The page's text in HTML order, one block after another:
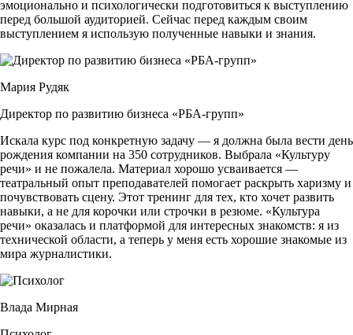
получила богатый сценический опыт.
4
Преподавала технику речи и дубляж в Шоу-школе дикторов
публичным выступлениям.
Артистка московского «Вне... Театра». Снимается в кино, в
«Первокурсницы».
Читать подробнее
Анатолий Клименский
Художественный руководитель
1
Сооснователь творческого объединения «Культура речи»,
педагог, автор учебных программ в сфере дополнительного
2
государственного института театра, музыки и кинематографии в
эмоционально и психологически подготовиться к выступлению
перед большой аудиторией. Сейчас перед каждым своим
выступлением я использую полученные навыки и знания.
Мария Рудяк
Директор по развитию бизнеса «РБА-групп»
Искала курс под конкретную задачу — я должна была вести день
рождения компании на 350 сотрудников. Выбрала «Культуру
речи» и не пожалела. Материал хорошо усваивается —
театральный опыт преподавателей помогает раскрыть харизму и
почувствовать сцену. Этот тренинг для тех, кто хочет развить
навыки, а не для корочки или строчки в резюме. «Культура
речи» оказалась и платформой для интересных знакомств: я из
технической области, а теперь у меня есть хорошие знакомые из
мира журналистики.
Влада Мирная